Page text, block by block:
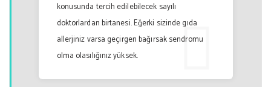
konusunda tercih edilebilecek sayılı
doktorlardan birtanesi. Eğerki sizinde gıda
allerjiniz varsa geçirgen bağırsak sendromu
olma olasılığınız yüksek.